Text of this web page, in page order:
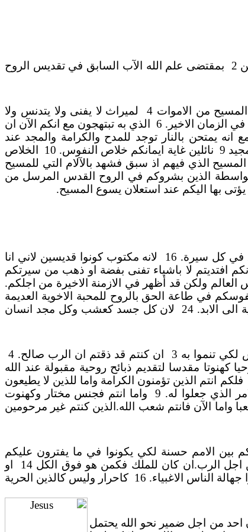
بمقتضى علم الله الآب السابق في تقديس الروح
من الاموات 4
لميراث لا يفنى ولا يتدنس ولا
الزمان الاخير. 6
الذي به تبتهجون مع انكم الآن ان
يمتحن بالنار توجد للمدح والكرامة والمجد عند
9 نائلين غاية ايمانكم خلاص النفوس. 10
الخلاص
الذي فيهم اذ سبق فشهد بالآلام التي للمسيح
بواسطة الذين بشروكم في الروح القدس المرسل من
بها اليكم عند استعلان يسوع المسيح.
كل سيرة. 16
لانه مكتوب كونوا قديسين لاني انا
افتديتم لا باشياء تفنى بفضة او ذهب من سيرتكم
العالم ولكن قد أظهر في الازمنة الاخيرة من اجلكم.
في طاعة الحق بالروح للمحبة الاخوية العديمة
الابد. 24
لان كل جسد كعشب وكل مجد انسان
تنموا به 3
ان كنتم قد ذقتم ان الرب صالح. 4
كهنوتا مقدسا لتقديم ذبائح روحية مقبولة عند الله
فلكم انتم الذين تؤمنون الكرامة واما للذين لا يطيعون
الذي جعلوا له. 9
واما انتم فجنس مختار وكهنوت
واما الآن فانتم شعب الله.الذين كنتم غير مرحومين
بين الامم حسنة لكي يكونوا في ما يفترون عليكم
الرب.ان كان للملك فكمن هو فوق الكل 14
او
الناس الاغبياء. 16
كاحرار وليس كالذين الحرية
من اجل ضمير نحو الله يحتمل